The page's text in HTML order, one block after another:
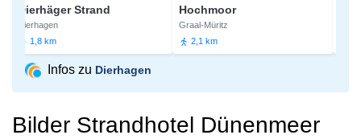
Dierhäger Strand
Dierhagen
1,8 km
Hochmoor
Graal-Müritz
2,1 km
Infos zu Dierhagen
Bilder Strandhotel Dünenmeer